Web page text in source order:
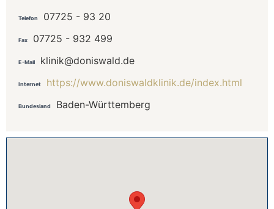
Telefon 07725 - 93 20
Fax 07725 - 932 499
E-Mail klinik@doniswald.de
Internet https://www.doniswaldklinik.de/index.html
Bundesland Baden-Württemberg